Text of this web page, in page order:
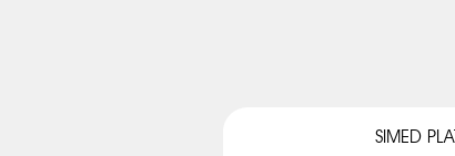
SIMED